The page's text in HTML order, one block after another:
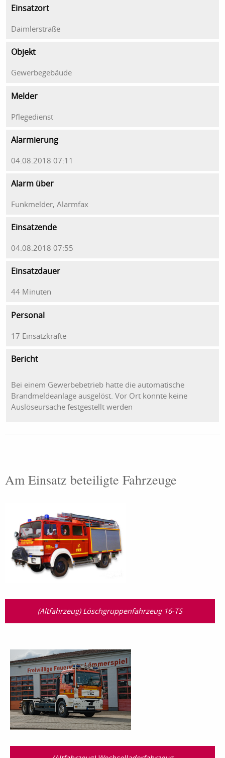
Einsatzort
Daimlerstraße
Objekt
Gewerbegebäude
Melder
Pflegedienst
Alarmierung
04.08.2018 07:11
Alarm über
Funkmelder, Alarmfax
Einsatzende
04.08.2018 07:55
Einsatzdauer
44 Minuten
Personal
17 Einsatzkräfte
Bericht
Bei einem Gewerbebetrieb hatte die automatische
Brandmeldeanlage ausgelöst. Vor Ort konnte keine
Auslöseursache festgestellt werden
Am Einsatz beteiligte Fahrzeuge
(Altfahrzeug) Löschgruppenfahrzeug 16-TS